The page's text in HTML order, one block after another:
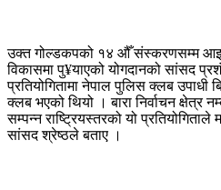
उक्त गोल्डकपको १४ औँ संस्करणसम्म
विकासमा पु¥याएको योगदानको सांसद
प्रतियोगितामा नेपाल पुलिस क्लब उपाधी
क्लब भएको थियो । बारा निर्वाचन क्षेत्र
सम्पन्न राष्ट्रियस्तरको यो
सांसद श्रेष्ठले बताए ।